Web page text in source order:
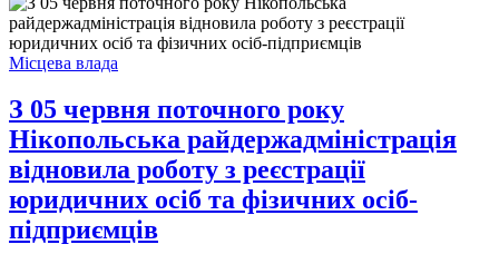
Місцева влада
З 05 червня поточного року
Нікопольська райдержадміністрація
відновила роботу з реєстрації
юридичних осіб та фізичних осіб-
підприємців